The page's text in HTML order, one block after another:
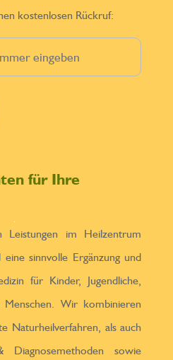
kostenlosen Rückruf:
für Ihre
Leistungen im Heilzentrum
sinnvolle Ergänzung und
für Kinder, Jugendliche,
Wir kombinieren
Naturheilverfahren, als auch
sowie